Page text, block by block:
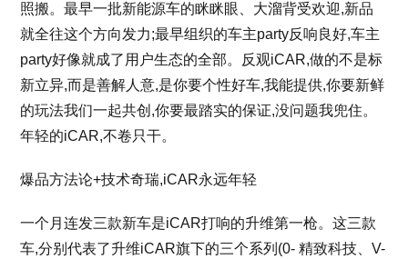
照搬。最早一批新能源车的眯眯眼、大溜背受欢迎,新品
就全往这个方向发力;最早组织的车主party反响良好,车主
party好像就成了用户生态的全部。反观iCAR,做的不是标
新立异,而是善解人意,是你要个性好车,我能提供,你要新鲜
的玩法我们一起共创,你要最踏实的保证,没问题我兜住。
年轻的iCAR,不卷只干。
爆品方法论+技术奇瑞,iCAR永远年轻
一个月连发三款新车是iCAR打响的升维第一枪。这三款
车,分别代表了升维iCAR旗下的三个系列(0- 精致科技、V-